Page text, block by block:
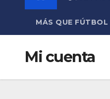
MÁS QUE FÚTBOL
Mi cuenta